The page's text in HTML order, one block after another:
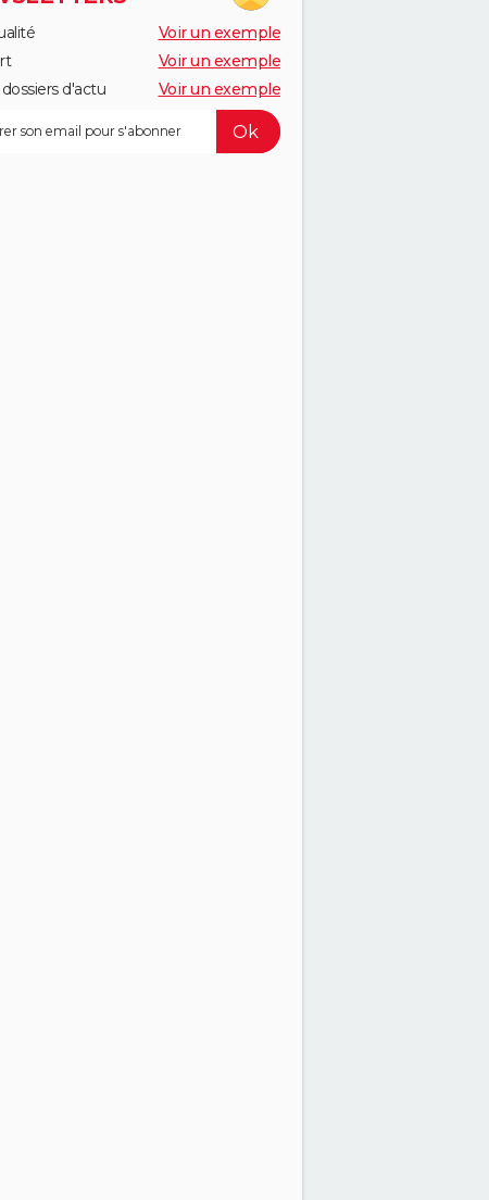
Voir un exemple
Voir un exemple
dossiers d'actu
Voir un exemple